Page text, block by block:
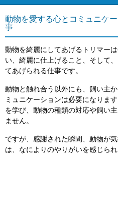
動物を愛する心とコミュニケ
事
動物を綺麗にしてあげるトリマー
い、綺麗に仕上げること、そして
てあげられる仕事です。
動物と触れ合う以外にも、飼い主
ミュニケーションは必要になりま
を学び、動物の種類の対応や飼い
ません。
ですが、感謝された瞬間、動物が
は、なによりのやりがいを感じられ